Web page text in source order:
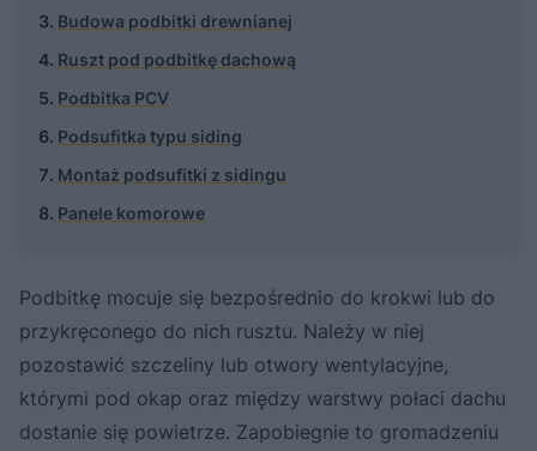
Budowa podbitki drewnianej
Ruszt pod podbitkę dachową
Podbitka PCV
Podsufitka typu siding
Montaż podsufitki z sidingu
Panele komorowe
Podbitkę mocuje się bezpośrednio do krokwi lub do
przykręconego do nich rusztu. Należy w niej
pozostawić szczeliny lub otwory wentylacyjne,
którymi pod okap oraz między warstwy połaci dachu
dostanie się powietrze. Zapobiegnie to gromadzeniu